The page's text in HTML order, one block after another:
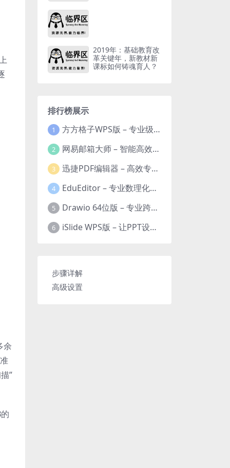
余
”
2019年：基础教育改
革关键年，新教材新
课标如何铸魂育人？
排行榜展示
1 方方格子WPS版 – 专业级Excel/WPS表格效率增强插件
2 网易邮箱大师 – 智能高效的全平台邮箱管理专家
3 迅捷PDF编辑器 – 高效专业的PDF编辑与格式处理工具
4 EduEditor – 专业数理化公式与科学文档编辑器
5 Drawio 64位版 – 专业跨平台图表设计与协作工具
6 iSlide WPS版 – 让PPT设计效率提升10倍的专业插件
步骤详解
高级设置